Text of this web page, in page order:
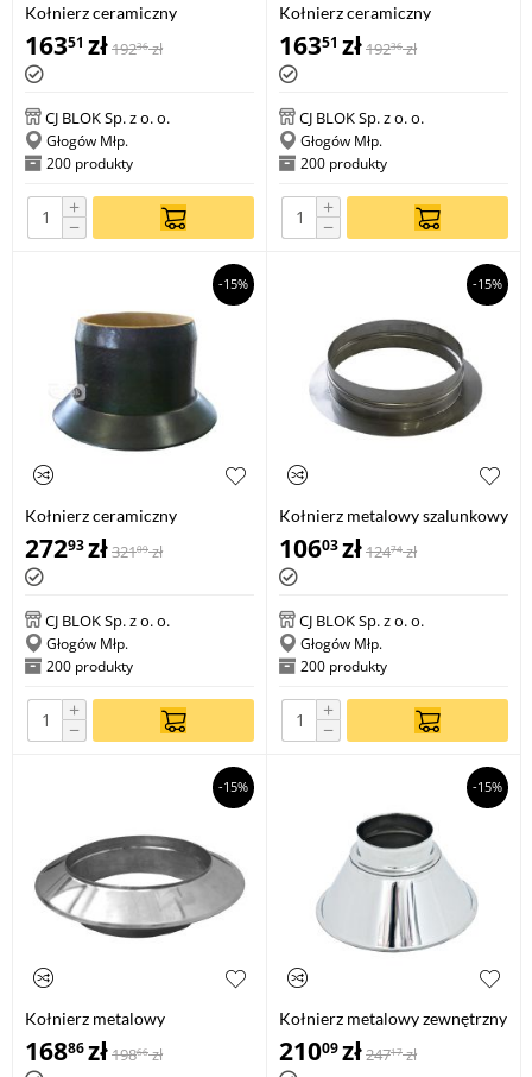
Kołnierz ceramiczny
zewnętrzny KCZ 180
16351 zł19236 zł
CJ BLOK Sp. z o. o.
Głogów Młp.
200 produkty
+
−
Kołnierz ceramiczny
zewnętrzny KCZ 200
16351 zł19236 zł
CJ BLOK Sp. z o. o.
Głogów Młp.
200 produkty
+
−
-15%
Kołnierz ceramiczny
zewnętrzny z nadstawką KCZN
180
27293zł32109 zł
CJ BLOK Sp. z o. o.
Głogów Młp.
200 produkty
+
−
-15%
Kołnierz metalowy szalunkowy
10603zł12474 zł
CJ BLOK Sp. z o. o.
Głogów Młp.
200 produkty
+
−
-15%
Kołnierz metalowy
wewnętrzny KMW 1020
16886zł19866 zł
-15%
Kołnierz metalowy zewnętrzny
KMZ 100
21009zł24717 zł